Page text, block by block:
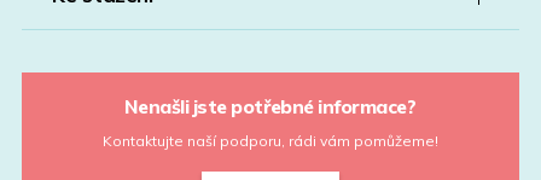
Nenašli jste potřebné informace?
Kontaktujte naší podporu, rádi vám pomůžeme!